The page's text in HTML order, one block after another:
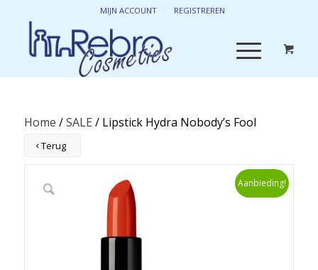
MIJN ACCOUNT REGISTREREN
Home /SALE / Lipstick Hydra Nobody’s Fool
Terug
Aanbieding!